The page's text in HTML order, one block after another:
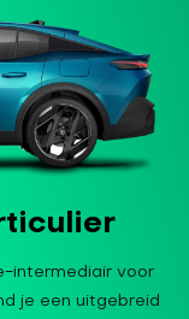
intermediair voor
je een uitgebreid